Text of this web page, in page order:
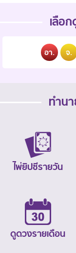
เลือ
อา. จ.
ทำน
ไพ่ยิปซีรายวัน
ดูดวงรายเดือน